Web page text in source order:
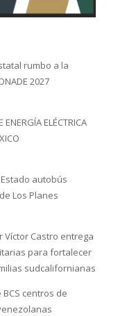
rumbo a la
2027
ENERGÍA ELÉCTRICA
autobús
Los Planes
Víctor Castro entrega
para fortalecer
sudcalifornianas
centros de